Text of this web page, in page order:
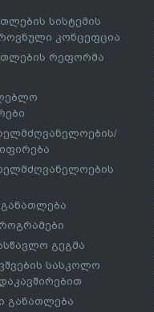
სისტემის
კონცეფცია
რეფორმა
გეგმა
სასკოლო
განათლება